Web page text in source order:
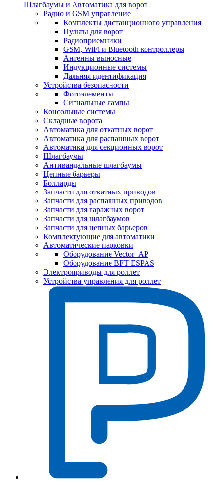
Шлагбаумы и Автоматика для ворот
Радио и GSM управление
Комплекты дистанционного управления
Пульты для ворот
Радиоприемники
GSM, WiFi и Bluetooth контроллеры
Антенны выносные
Индукционные системы
Дальняя идентификация
Устройства безопасности
Фотоэлементы
Сигнальные лампы
Консольные системы
Складные ворота
Автоматика для откатных ворот
Автоматика для распашных ворот
Автоматика для секционных ворот
Шлагбаумы
Антивандальные шлагбаумы
Цепные барьеры
Болларды
Запчасти для откатных приводов
Запчасти для распашных приводов
Запчасти для гаражных ворот
Запчасти для шлагбаумов
Запчасти для цепных барьеров
Комплектующие для автоматики
Автоматические парковки
Оборудование Vector_AP
Оборудование BFT ESPAS
Электроприводы для роллет
Устройства управления для роллет